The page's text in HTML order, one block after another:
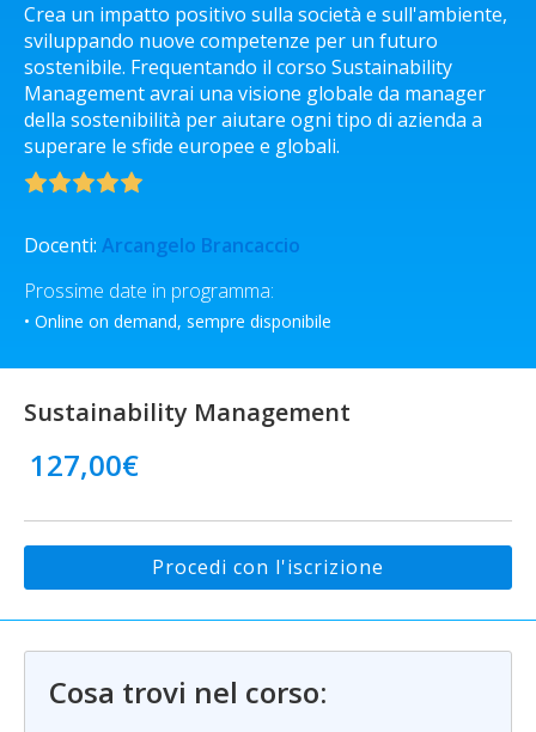
Crea un impatto positivo sulla società e sull'ambiente,
sviluppando nuove competenze per un futuro
sostenibile. Frequentando il corso Sustainability
Management avrai una visione globale da manager
della sostenibilità per aiutare ogni tipo di azienda a
superare le sfide europee e globali.
Docenti: Arcangelo Brancaccio
Prossime date in programma:
• Online on demand, sempre disponibile
Sustainability Management
127,00€
Procedi con l'iscrizione
Cosa trovi nel corso: